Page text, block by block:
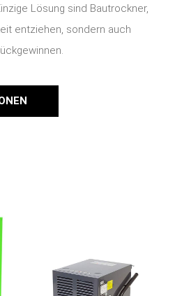
Lösung sind Bautrockner,
entziehen, sondern auch